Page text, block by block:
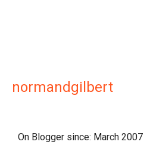
normandgilbert
On Blogger since: March 2007